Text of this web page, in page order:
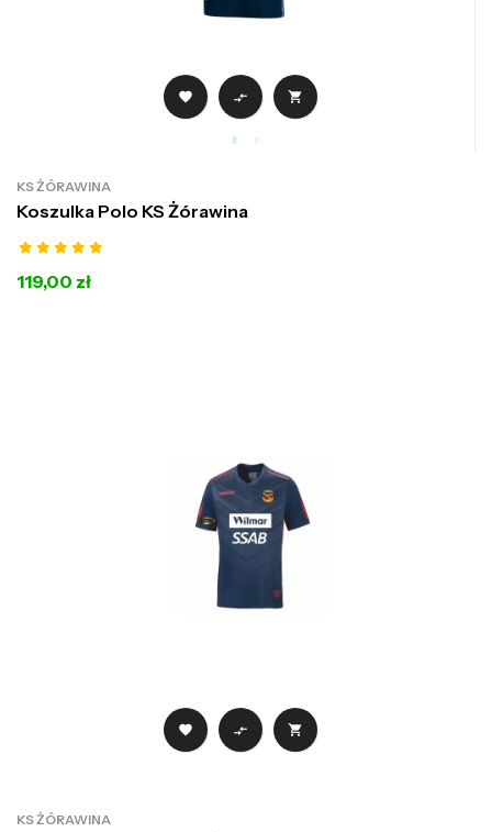
  
KS ŻÓRAWINA
Koszulka Polo KS Żórawina
119,00 zł
  
KS ŻÓRAWINA